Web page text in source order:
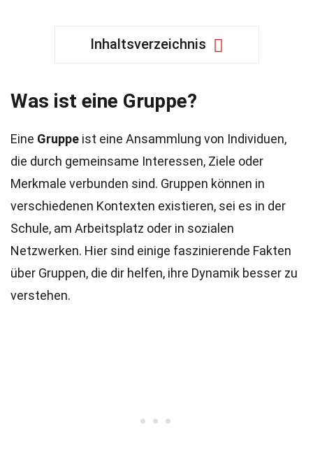
Inhaltsverzeichnis
Was ist eine Gruppe?
Eine Gruppe ist eine Ansammlung von Individuen,
die durch gemeinsame Interessen, Ziele oder
Merkmale verbunden sind. Gruppen können in
verschiedenen Kontexten existieren, sei es in der
Schule, am Arbeitsplatz oder in sozialen
Netzwerken. Hier sind einige faszinierende Fakten
über Gruppen, die dir helfen, ihre Dynamik besser zu
verstehen.